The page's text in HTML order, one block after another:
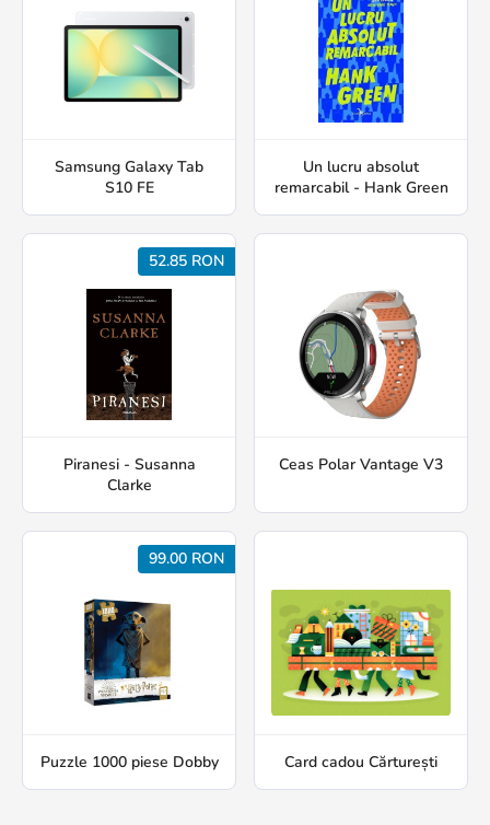
Samsung Galaxy Tab
S10 FE
Un lucru absolut
remarcabil - Hank Green
52.85 RON
Piranesi - Susanna
Clarke
Ceas Polar Vantage V3
99.00 RON
Puzzle 1000 piese Dobby Card cadou Cărturești